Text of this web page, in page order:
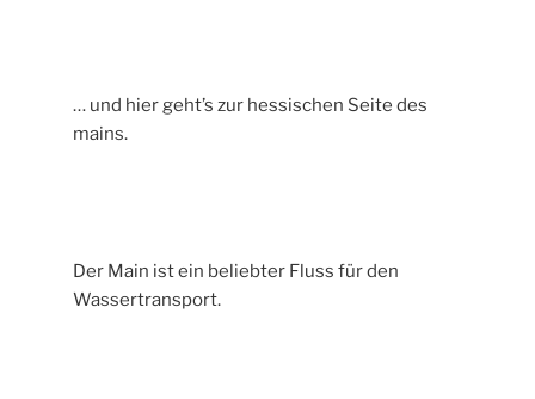
… und hier geht’s zur hessischen Seite des
mains.
Der Main ist ein beliebter Fluss für den
Wassertransport.